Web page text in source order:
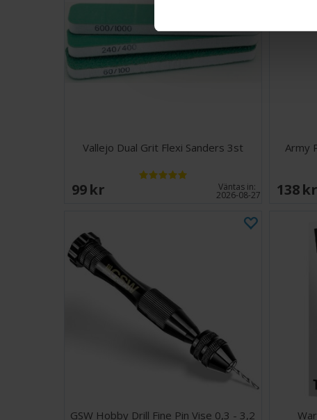
Vallejo Dual Grit Flexi Sanders 3st
99 SEK Väntas in:
2026-08-27
Army
138
GSW Hobby Drill Fine Pin Vise 0,3 - 3,2